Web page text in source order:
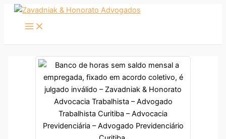
conteúdo